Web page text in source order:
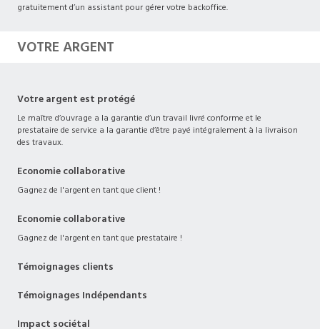
gratuitement d’un assistant pour gérer votre backoffice.
VOTRE ARGENT
Votre argent est protégé
Le maître d’ouvrage a la garantie d’un travail livré conforme et le
prestataire de service a la garantie d’être payé intégralement à la livraison
des travaux.
Economie collaborative
Gagnez de l'argent en tant que client !
Economie collaborative
Gagnez de l'argent en tant que prestataire !
Témoignages clients
Témoignages Indépendants
Impact sociétal